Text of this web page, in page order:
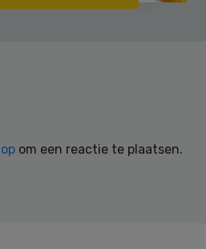
om een reactie te plaatsen.